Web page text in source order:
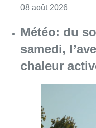
08 août 2026
Météo: du
samedi,
chaleur